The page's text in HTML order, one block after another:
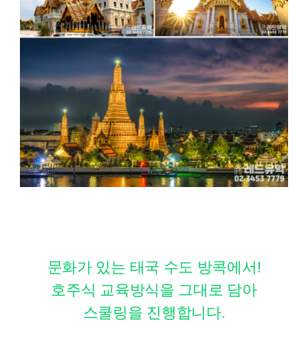
문화가 있는 태국 수도 방콕에서!
호주식 교육방식을 그대로 담아
스쿨링을 진행합니다.